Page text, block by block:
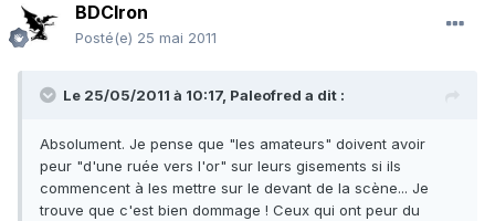
BDCIron
Posté(e) 25 mai 2011
Le 25/05/2011 à 10:17, Paleofred a dit :
Absolument. Je pense que "les amateurs" doivent avoir
peur "d'une ruée vers l'or" sur leurs gisements si ils
commencent à les mettre sur le devant de la scène... Je
trouve que c'est bien dommage ! Ceux qui ont peur du